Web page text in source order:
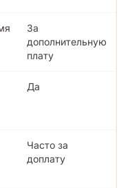
За
дополнительную
плату
Да
Часто за
доплату